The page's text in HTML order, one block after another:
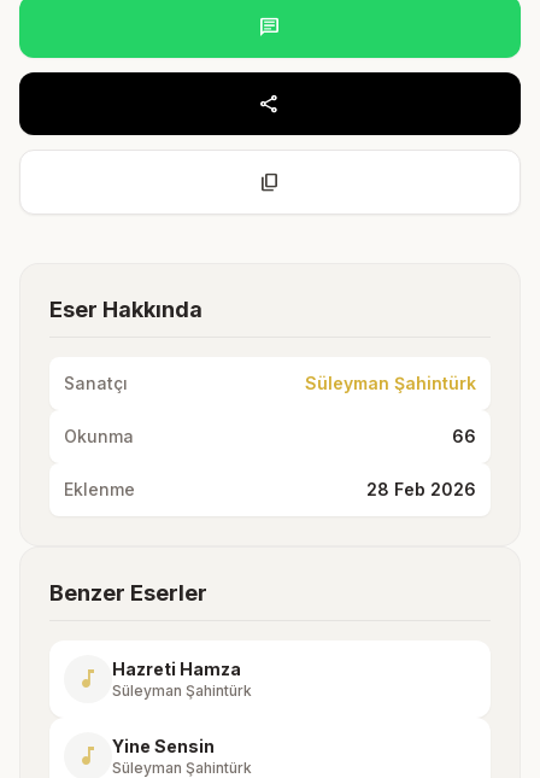
chat
share
content_copy
Eser Hakkında
Sanatçı Süleyman Şahintürk
Okunma 66
Eklenme 28 Feb 2026
Benzer Eserler
music_note Hazreti Hamza
Süleyman Şahintürk
music_note Yine Sensin
Süleyman Şahintürk